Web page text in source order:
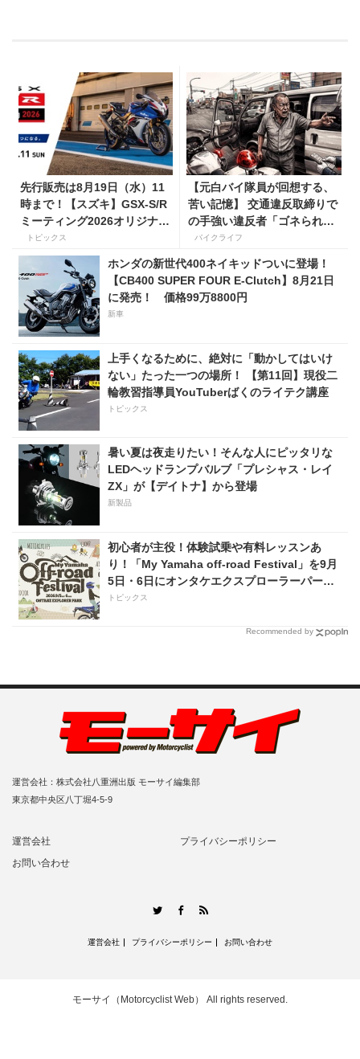
先行販売は8月19日（水）11
時まで！【スズキ】GSX-S/R
ミーティング2026オリジナル
グッズを手に入れよう！
トピックス
【元白バイ隊員が回想する、
苦い記憶】 交通違反取締りで
の手強い違反者「ゴネられス
トーリー」
バイクライフ
ホンダの新世代400ネイキッドついに登場！
【CB400 SUPER FOUR E-Clutch】8月21日
に発売！ 価格99万8800円
新車
上手くなるために、絶対に「動かしてはいけ
ない」たった一つの場所！ 【第11回】現役二
輪教習指導員YouTuberばくのライテク講座
トピックス
暑い夏は夜走りたい！そんな人にピッタリな
LEDヘッドランプバルブ「プレシャス・レイ
ZX」が【デイトナ】から登場
新製品
初心者が主役！体験試乗や有料レッスンあ
り！「My Yamaha off-road Festival」を9月
5日・6日にオンタケエクスプローラーパーク
で実施！
トピックス
Recommended by
運営会社：株式会社八重洲出版 モーサイ編集部
東京都中央区八丁堀4-5-9
運営会社
プライバシーポリシー
お問い合わせ
TwitterFacebook
運営会社 プライバシーポリシー お問い合わせ
モーサイ（Motorcyclist Web） All rights reserved.